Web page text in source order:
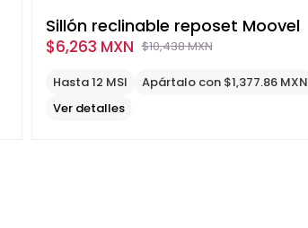
Sillón reclinable reposet Moovel
$10,438 MXNOriginal
price
$6,263 MXN
Current
price
Hasta 12 MSI
Apártalo con $1,377.86 MXN
Ver detalles